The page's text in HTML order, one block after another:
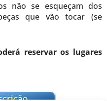
não se esqueçam dos
que vão tocar (se
reservar os lugares